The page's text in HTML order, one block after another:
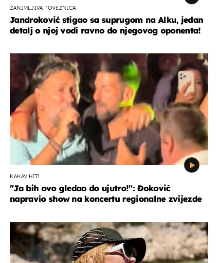
ZANIMLJIVA POVEZNICA
Jandroković stigao sa suprugom na Alku, jedan
detalj o njoj vodi ravno do njegovog oponenta!
KAKAV HIT!
"Ja bih ovo gledao do ujutro!": Đoković
napravio show na koncertu regionalne zvijezde